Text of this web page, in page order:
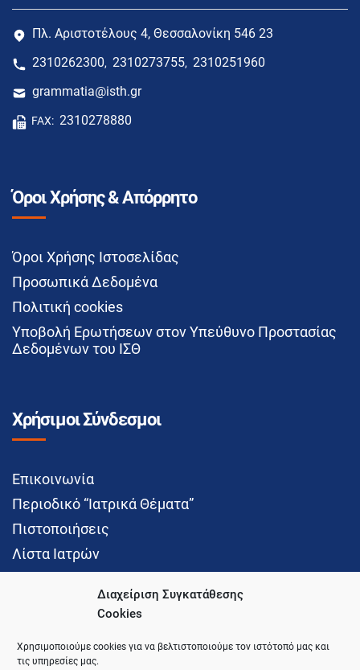
Διαχείριση Συγκατάθεσης
Cookies
Χρησιμοποιούμε cookies για να βελτιστοποιούμε τον ιστότοπό μας και
τις υπηρεσίες μας.
Πλ. Αριστοτέλους 4, Θεσσαλονίκη 546 23
2310262300, 2310273755, 2310251960
grammatia@isth.gr
FAX: 2310278880
Όροι Χρήσης & Απόρρητο
Όροι Χρήσης Ιστοσελίδας
Προσωπικά Δεδομένα
Πολιτική cookies
Υποβολή Ερωτήσεων στον Υπεύθυνο Προστασίας
Δεδομένων του ΙΣΘ
Χρήσιμοι Σύνδεσμοι
Επικοινωνία
Περιοδικό “Ιατρικά Θέματα”
Πιστοποιήσεις
Λίστα Ιατρών
Social Media